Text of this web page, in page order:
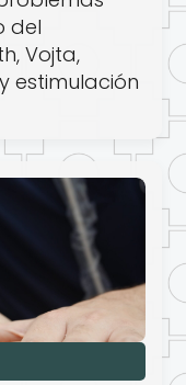
del
Vojta,
estimulación